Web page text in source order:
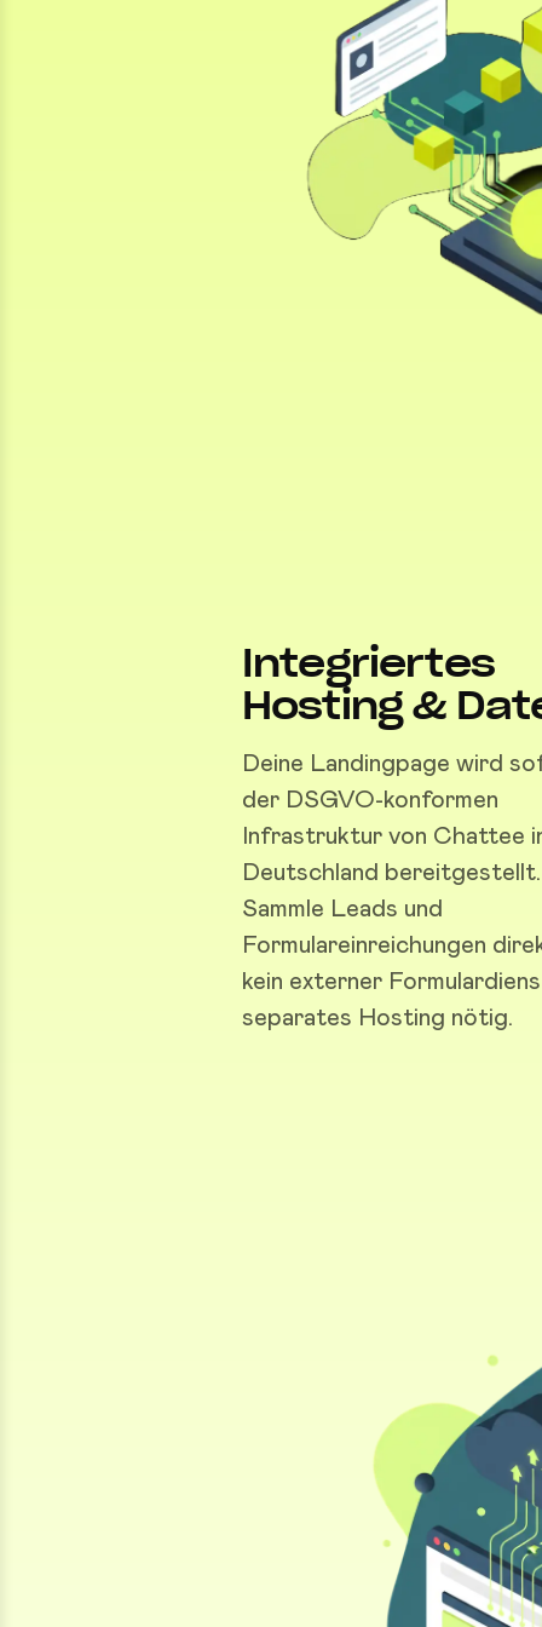
Integriertes
Hosting &
Deine Landingpage wird
der DSGVO-konformen
Infrastruktur von Chattee
Deutschland bereitgestellt.
Sammle Leads und
Formulareinreichungen
kein externer
separates Hosting nötig.